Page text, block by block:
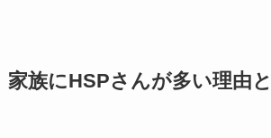
家族にHSPさんが多い理由